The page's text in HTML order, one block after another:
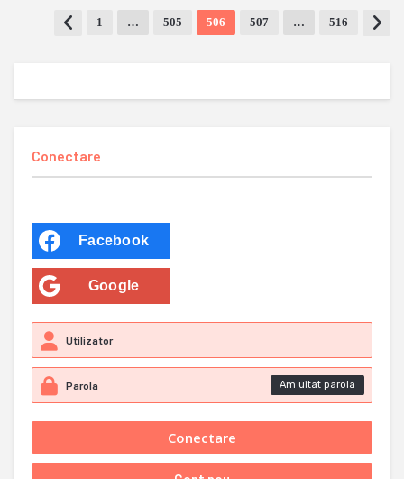
1 … 505 506 507 … 516
Conectare
Facebook
Google
Am uitat parola